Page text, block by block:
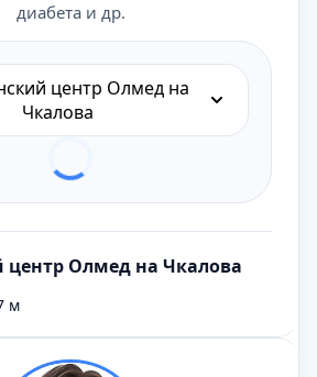
диабета и др.
центр Олмед на
Чкалова
Олмед на Чкалова
м